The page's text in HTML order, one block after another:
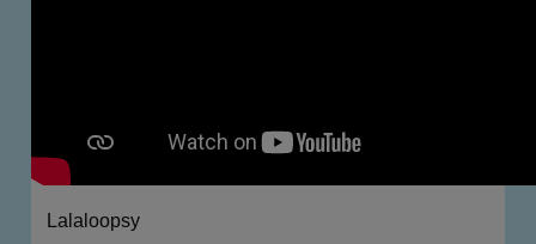
Lalaloopsy